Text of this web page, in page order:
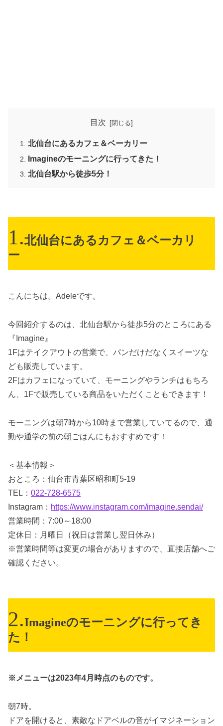
目次
北仙台にあるカフェ＆ベーカリー
Imagineのモーニングに行ってきた！
北仙台駅から徒歩5分！
北仙台にあるカフェ＆ベーカリ
ー
こんにちは。Adeleです。
今回紹介するのは、北仙台駅から徒歩5分のところにある
『Imagine』
1Fはテイクアウトの営業で、パンだけだなくスイーツな
ども販売しています。
2Fはカフェになっていて、モーニングやランチはもちろ
ん、1Fで販売している商品をいただくこともできます！
モーニングは朝7時から10時まで営業していてるので、通
勤や通学の前の朝ごはんにもおすすめです！
＜基本情報＞
おところ：仙台市青葉区昭和町5-19
TEL： 022-728-6575
Instagram： https://www.instagram.com/imagine.sendai/
営業時間：7:00～18:00
定休日：月曜日（祝日は営業し翌日休み）
※営業時間等は変更の場合がありますので、直接店舗へご
確認ください。
Imagineのモーニングに行ってき
た！
※メニューは2023年4月時点のものです。
朝7時。
ドアを開けると、素敵なドアベルの音がイマジネーション